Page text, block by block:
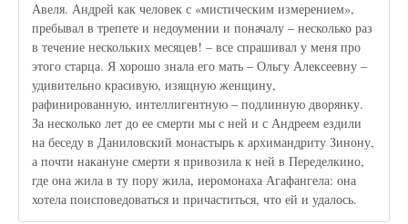
Авеля. Андрей как человек с «мистическим измерением»,
пребывал в трепете и недоумении и поначалу – несколько раз
в течение нескольких месяцев! – все спрашивал у меня про
этого старца. Я хорошо знала его мать – Ольгу Алексеевну –
удивительно красивую, изящную женщину,
рафинированную, интеллигентную – подлинную дворянку.
За несколько лет до ее смерти мы с ней и с Андреем ездили
на беседу в Даниловский монастырь к архимандриту Зинону,
а почти накануне смерти я привозила к ней в Переделкино,
где она жила в ту пору жила, иеромонаха Агафангела: она
хотела поисповедоваться и причаститься, что ей и удалось.